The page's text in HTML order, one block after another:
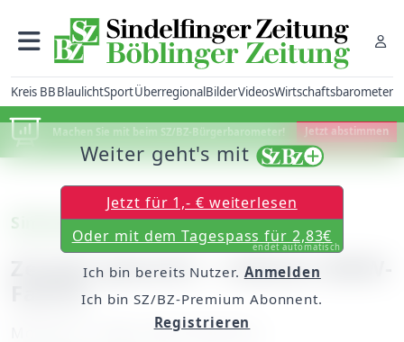
Kreis BBBlaulichtSportÜberregionalBilderVideosWirtschaftsbarometer
Machen Sie mit beim SZ/BZ-Bürgerbarometer! Jetzt abstimmen
Simmozheim
Zeugen gesucht – rabiater BMW-
Fahrer
Montag, 21. März 2016, 06:00 Uhr
Weiter geht's mit
Jetzt für 1,- € weiterlesen
Oder mit dem Tagespass für 2,83€
endet automatisch
Ich bin bereits Nutzer. Anmelden
Ich bin SZ/BZ-Premium Abonnent.
Registrieren